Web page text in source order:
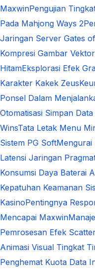
MaxwinPengujian
Pada Mahjong Ways 2
Jaringan Server Gates
Kompresi Gambar
HitamEksplorasi Efek
Karakter Kakek Zeus
Ponsel Dalam
Otomatisasi Simpan
WinsTata Letak Menu
Sistem PG SoftMengurai
Latensi Jaringan
Konsumsi Daya Baterai
Kepatuhan Keamanan
KasinoPentingnya
Mencapai Maxwin
Pemrosesan Efek
Animasi Visual Tingkat
Penghemat Kuota Data